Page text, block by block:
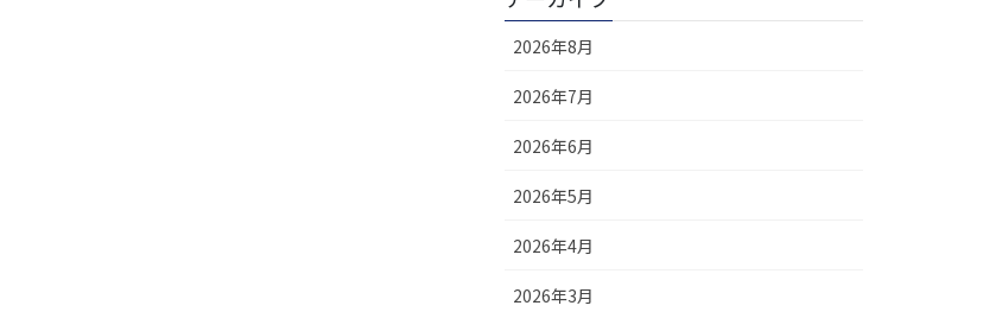
2026年8月
2026年7月
2026年6月
2026年5月
2026年4月
2026年3月